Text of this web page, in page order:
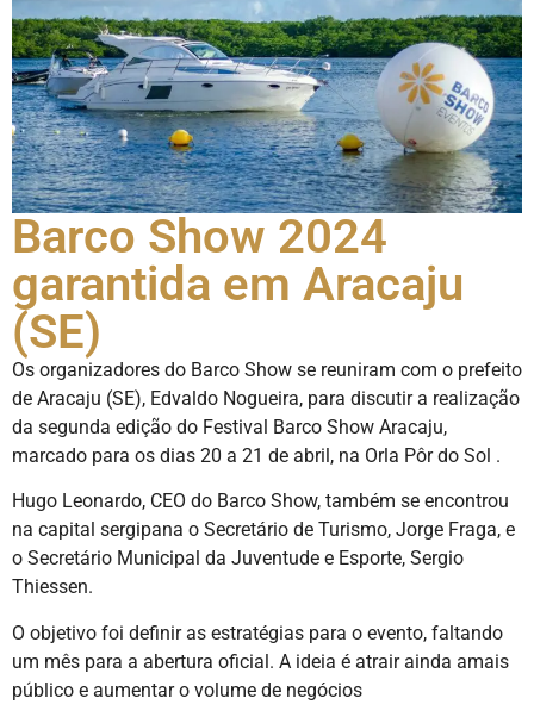
Barco Show 2024
garantida em Aracaju
(SE)
Os organizadores do Barco Show se reuniram com o prefeito
de Aracaju (SE), Edvaldo Nogueira, para discutir a realização
da segunda edição do Festival Barco Show Aracaju,
marcado para os dias 20 a 21 de abril, na Orla Pôr do Sol .
Hugo Leonardo, CEO do Barco Show, também se encontrou
na capital sergipana o Secretário de Turismo, Jorge Fraga, e
o Secretário Municipal da Juventude e Esporte, Sergio
Thiessen.
O objetivo foi definir as estratégias para o evento, faltando
um mês para a abertura oficial. A ideia é atrair ainda amais
público e aumentar o volume de negócios